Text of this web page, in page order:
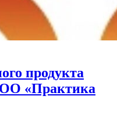
продукта
«Практика